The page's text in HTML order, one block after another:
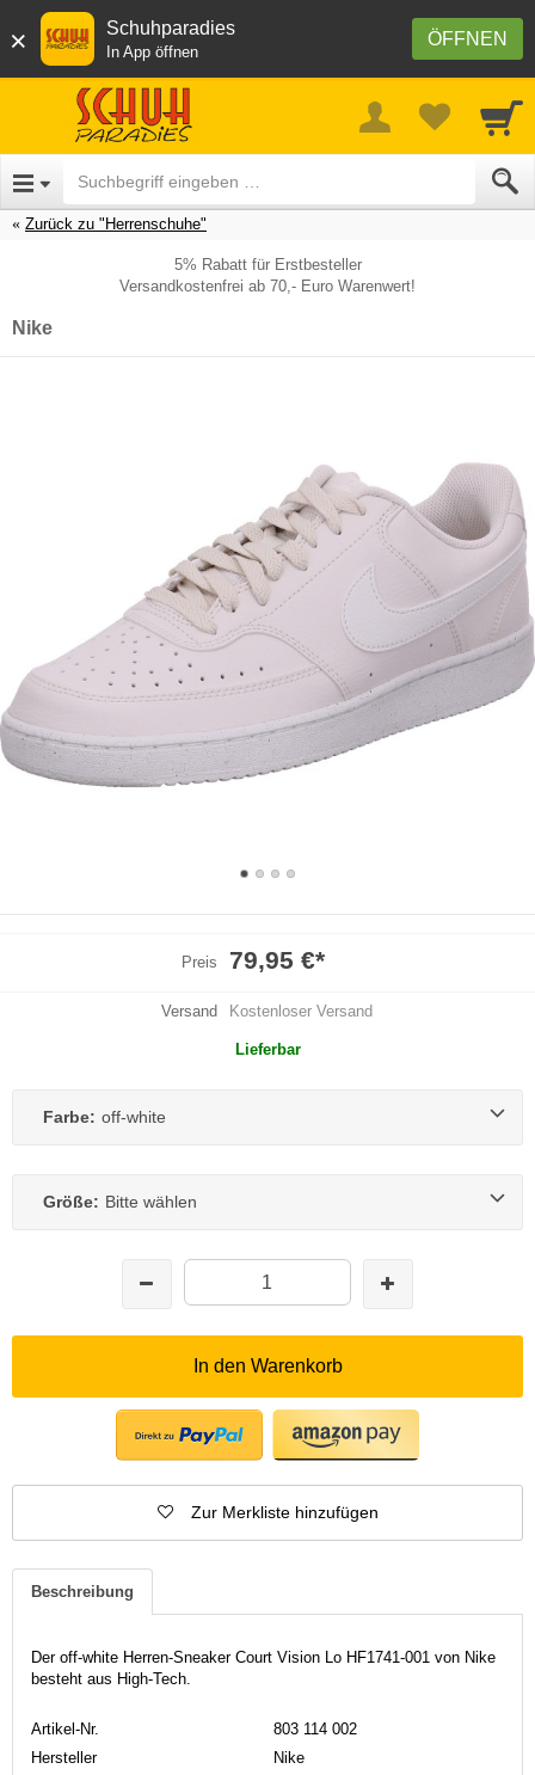
× ÖFFNEN
Schuhparadies
In App öffnen
Zurück zu "Herrenschuhe"
5% Rabatt für Erstbesteller
Versandkostenfrei ab 70,- Euro Warenwert!
Nike
Preis 79,95 €*
Versand Kostenloser Versand
Lieferbar
Farbe: off-white
Größe: Bitte wählen
In den Warenkorb
Zur Merkliste hinzufügen
Beschreibung
Der off-white Herren-Sneaker Court Vision Lo HF1741-001 von Nike
besteht aus High-Tech.
Artikel-Nr.
803 114 002
Hersteller
Nike